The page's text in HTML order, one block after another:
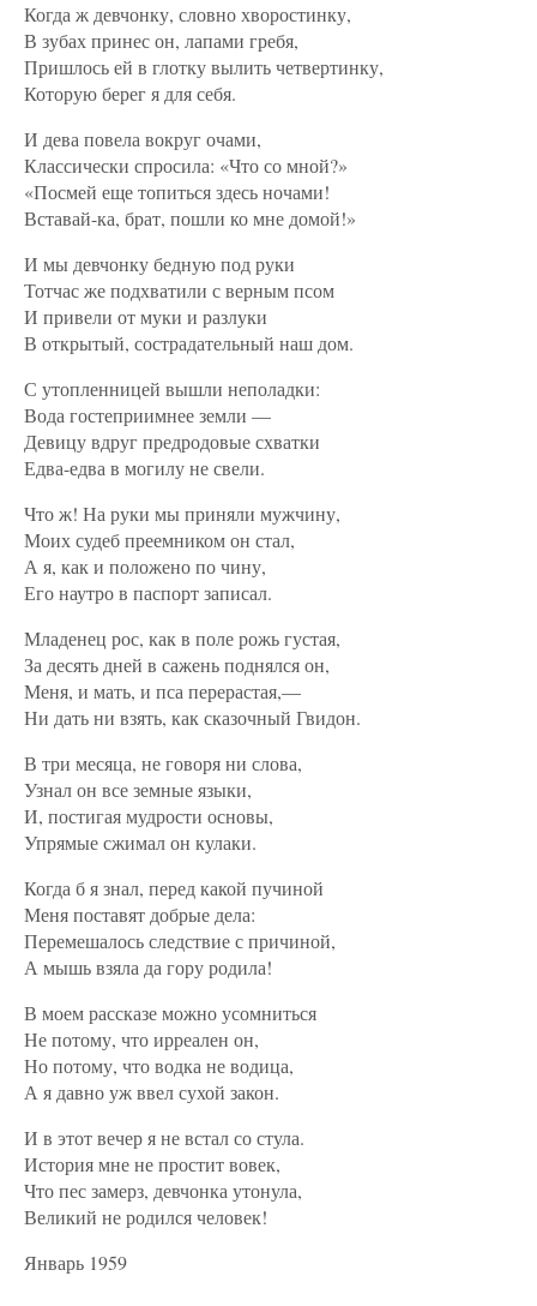
Когда ж девчонку, словно хворостинку,
В зубах принес он, лапами гребя,
Пришлось ей в глотку вылить четвертинку,
Которую берег я для себя.
И дева повела вокруг очами,
Классически спросила: «Что со мной?»
«Посмей еще топиться здесь ночами!
Вставай-ка, брат, пошли ко мне домой!»
И мы девчонку бедную под руки
Тотчас же подхватили с верным псом
И привели от муки и разлуки
В открытый, сострадательный наш дом.
С утопленницей вышли неполадки:
Вода гостеприимнее земли —
Девицу вдруг предродовые схватки
Едва-едва в могилу не свели.
Что ж! На руки мы приняли мужчину,
Моих судеб преемником он стал,
А я, как и положено по чину,
Его наутро в паспорт записал.
Младенец рос, как в поле рожь густая,
За десять дней в сажень поднялся он,
Меня, и мать, и пса перерастая,—
Ни дать ни взять, как сказочный Гвидон.
В три месяца, не говоря ни слова,
Узнал он все земные языки,
И, постигая мудрости основы,
Упрямые сжимал он кулаки.
Когда б я знал, перед какой пучиной
Меня поставят добрые дела:
Перемешалось следствие с причиной,
А мышь взяла да гору родила!
В моем рассказе можно усомниться
Не потому, что ирреален он,
Но потому, что водка не водица,
А я давно уж ввел сухой закон.
И в этот вечер я не встал со стула.
История мне не простит вовек,
Что пес замерз, девчонка утонула,
Великий не родился человек!
Январь 1959